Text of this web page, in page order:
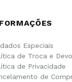
Especiais
de Troca e
de Privacidade
de